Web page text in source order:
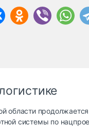
области
системы по